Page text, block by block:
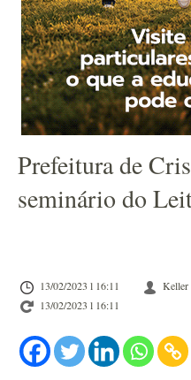
Prefeitura de
seminário do
13/02/2023 l 16:11
Keller
13/02/2023 l 16:11